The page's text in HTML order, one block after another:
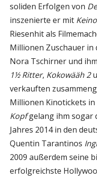
soliden Erfolgen von
inszenierte er mit
Riesenhit als
Millionen Zuschauer in
Nora Tschirner und
1½ Ritter, Kokowääh 2
verkauften
Millionen Kinotickets
Kopfgelang ihm sogar
Jahres 2014 in den
Quentin Tarantinos
2009 außerdem seine
erfolgreichste